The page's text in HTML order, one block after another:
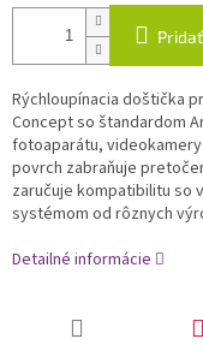
Rýchloupínacia doštička
Concept so štandardom
fotoaparátu,
povrch zabraňuje
zaručuje kompatibilitu so
systémom od rôznych
Detailné informácie